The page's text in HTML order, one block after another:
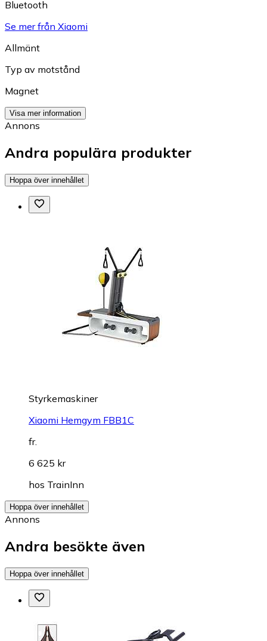
Bluetooth
Se mer från Xiaomi
Allmänt
Typ av motstånd
Magnet
Visa mer information
Annons
Andra populära produkter
Hoppa över innehållet
Styrkemaskiner
Xiaomi Hemgym FBB1C
fr.
6 625 kr
hos TrainInn
Hoppa över innehållet
Annons
Andra besökte även
Hoppa över innehållet